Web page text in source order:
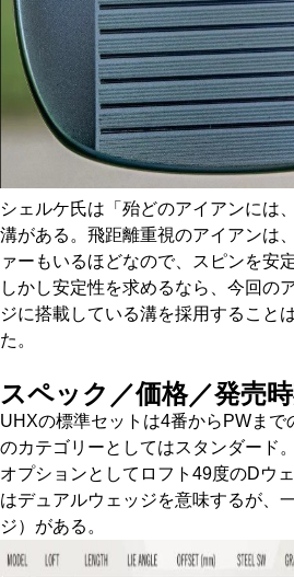
シェルケ氏は「殆どのアイアンには
溝がある。飛距離重視のアイアンは
ァーもいるほどなので、スピンを安
しかし安定性を求めるなら、今回の
ジに搭載している溝を採用すること
た。
スペック／価格／発売
UHXの標準セットは4番からPWまで
のカテゴリーとしてはスタンダード。
オプションとしてロフト49度のDウ
はデュアルウェッジを意味するが、
ジ）がある。